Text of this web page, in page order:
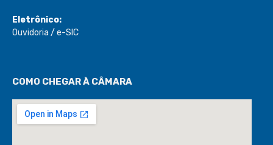
Eletrônico:
Ouvidoria / e-SIC
COMO CHEGAR À CÂMARA